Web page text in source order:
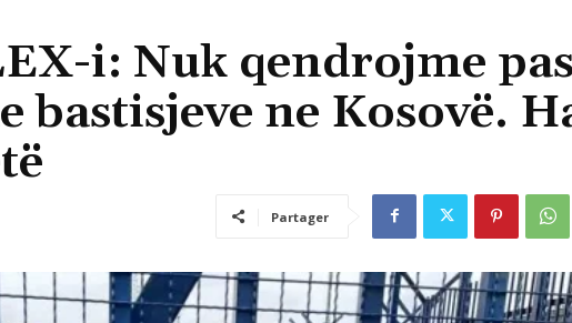
i: Nuk qendrojme pas
bastisjeve ne Kosovë.
Partager